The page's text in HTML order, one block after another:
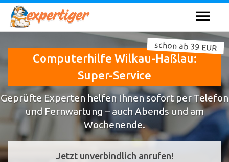
Computerhilfe Wilkau-Haßlau:
Super-Service
schon ab 39 EUR
Geprüfte Experten helfen Ihnen sofort per Telefon
und Fernwartung – auch Abends und am
Wochenende.
Jetzt unverbindlich anrufen!